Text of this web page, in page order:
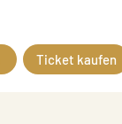
Ticket kaufen